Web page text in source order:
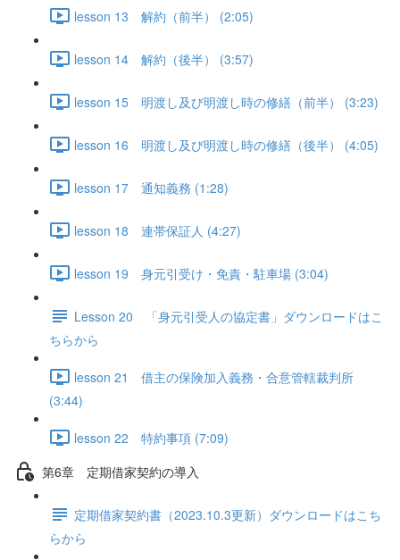
lesson 13 解約（前半） (2:05)
lesson 14 解約（後半） (3:57)
lesson 15 明渡し及び明渡し時の修繕（前半） (3:23)
lesson 16 明渡し及び明渡し時の修繕（後半） (4:05)
lesson 17 通知義務 (1:28)
lesson 18 連帯保証人 (4:27)
lesson 19 身元引受け・免責・駐車場 (3:04)
Lesson 20 「身元引受人の協定書」ダウンロードはこ
ちらから
lesson 21 借主の保険加入義務・合意管轄裁判所
(3:44)
lesson 22 特約事項 (7:09)
第6章 定期借家契約の導入
定期借家契約書（2023.10.3更新）ダウンロードはこち
らから